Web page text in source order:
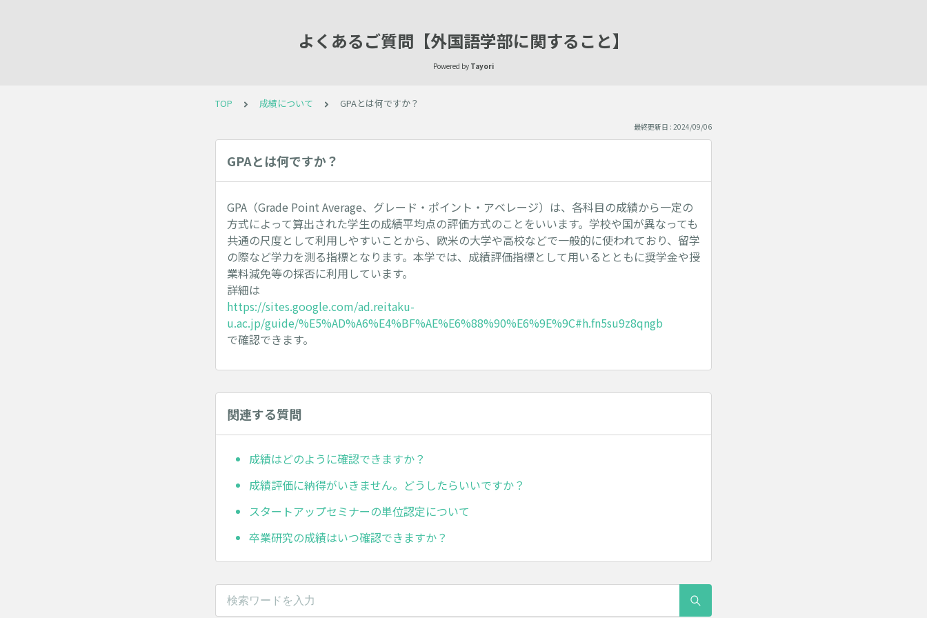
よくあるご質問【外国語学部に関すること】
Powered by Tayori
TOP 成績について GPAとは何ですか？
最終更新日 : 2024/09/06
GPAとは何ですか？
GPA（Grade Point Average、グレード・ポイント・アベレージ）は、各科目の成績から一定の
方式によって算出された学生の成績平均点の評価方式のことをいいます。学校や国が異なっても
共通の尺度として利用しやすいことから、欧米の大学や高校などで一般的に使われており、留学
の際など学力を測る指標となります。本学では、成績評価指標として用いるとともに奨学金や授
業料減免等の採否に利用しています。
詳細は
https://sites.google.com/ad.reitaku-
u.ac.jp/guide/%E5%AD%A6%E4%BF%AE%E6%88%90%E6%9E%9C#h.fn5su9z8qngb
で確認できます。
関連する質問
成績はどのように確認できますか？
成績評価に納得がいきません。どうしたらいいですか？
スタートアップセミナーの単位認定について
卒業研究の成績はいつ確認できますか？